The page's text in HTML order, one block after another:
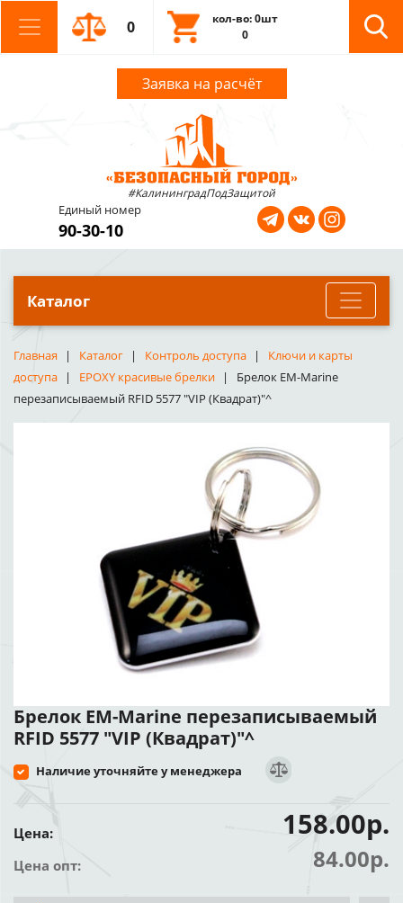
0
кол-во: 0шт
0
Заявка на расчёт
#КалининградПодЗащитой
Единый номер
90-30-10
Каталог
Главная Каталог Контроль доступа
Ключи и карты
доступа
EPOXY красивые брелки
Брелок EM-Marine
перезаписываемый RFID 5577 "VIP (Квадрат)"^
Брелок EM-Marine перезаписываемый
RFID 5577 "VIP (Квадрат)"^
Наличие уточняйте у менеджера
Цена: 158.00р.
Цена опт: 84.00р.